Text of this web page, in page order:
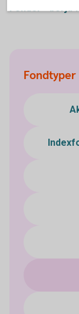
Fonder - börja
Fondtyper